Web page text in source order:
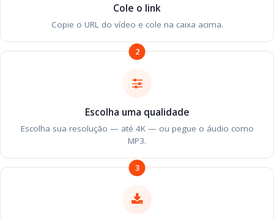
Cole o link
Copie o URL do vídeo e cole na caixa acima.
2
Escolha uma qualidade
Escolha sua resolução — até 4K — ou pegue o áudio como
MP3.
3